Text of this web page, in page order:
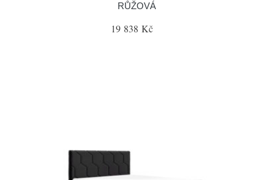
RŮŽOVÁ
19 838 Kč